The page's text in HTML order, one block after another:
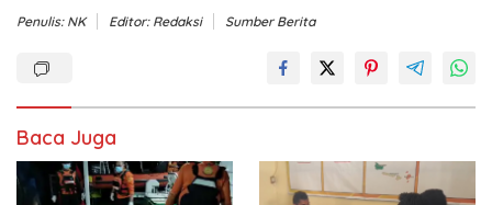
Penulis: NK Editor: Redaksi Sumber Berita
Baca Juga